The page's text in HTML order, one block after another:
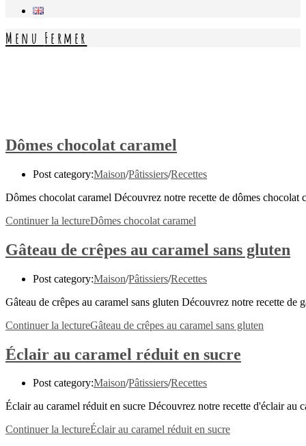
Menu Fermer
Dômes chocolat caramel
Post category:Maison/Pâtissiers/Recettes
Dômes chocolat caramel Découvrez notre recette de dômes
Continuer la lectureDômes chocolat caramel
Gâteau de crêpes au caramel sans gluten
Post category:Maison/Pâtissiers/Recettes
Gâteau de crêpes au caramel sans gluten Découvrez notre recette
Continuer la lectureGâteau de crêpes au caramel sans gluten
Éclair au caramel réduit en sucre
Post category:Maison/Pâtissiers/Recettes
Éclair au caramel réduit en sucre Découvrez notre recette d'éclair
Continuer la lectureÉclair au caramel réduit en sucre